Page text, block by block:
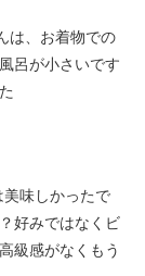
は、お着物での
呂が小さいです
味しかったで
好みではなくビ
級感がなくもう